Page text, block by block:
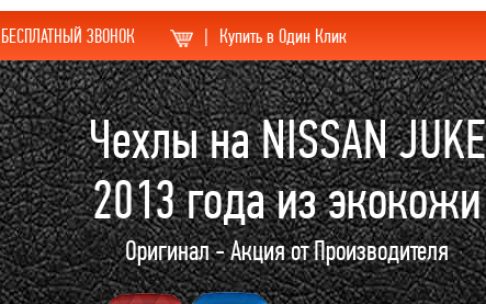
БЕСПЛАТНЫЙ ЗВОНОК | Купить в Один Клик
Чехлы на NISSAN JUKE
2013 года из экокожи
Оригинал - Акция от Производителя